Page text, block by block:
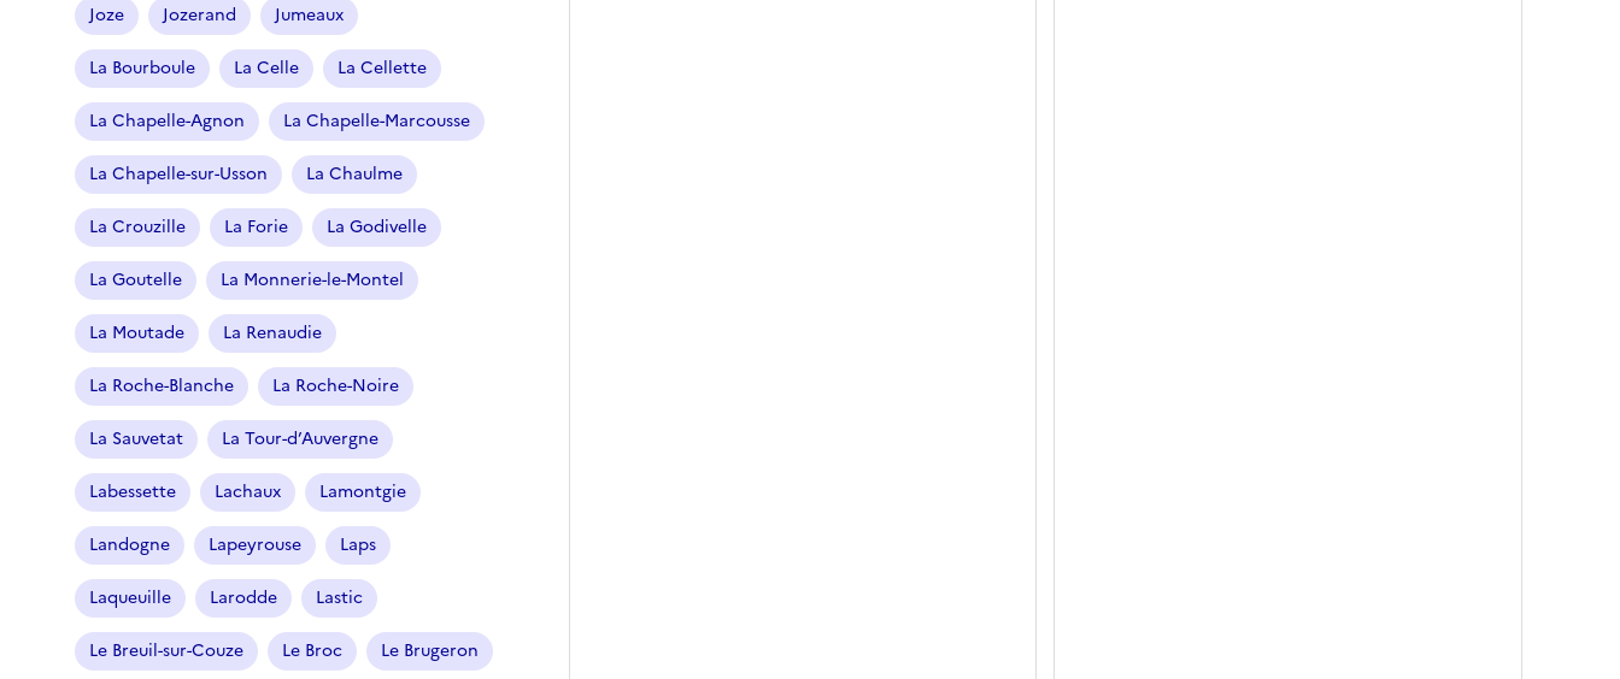
Joze Jozerand Jumeaux
La Bourboule La Celle La Cellette
La Chapelle-Agnon La Chapelle-Marcousse
La Chapelle-sur-Usson La Chaulme
La Crouzille La Forie La Godivelle
La Goutelle La Monnerie-le-Montel
La Moutade La Renaudie
La Roche-Blanche La Roche-Noire
La Sauvetat La Tour-d’Auvergne
Labessette Lachaux Lamontgie
Landogne Lapeyrouse Laps
Laqueuille Larodde Lastic
Le Breuil-sur-Couze Le Broc Le Brugeron